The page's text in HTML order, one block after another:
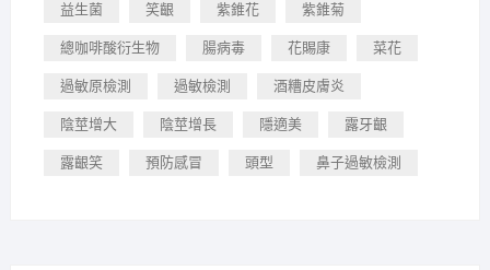
益生菌 笑齦 紫錐花 紫錐菊
總咖啡酸衍生物 腸病毒 花賜康 菜花
過敏原檢測 過敏檢測 酒糟皮膚炎
陰莖增大 陰莖增長 隱適美 露牙齦
露齦笑 預防感冒 頭型 鼻子過敏檢測